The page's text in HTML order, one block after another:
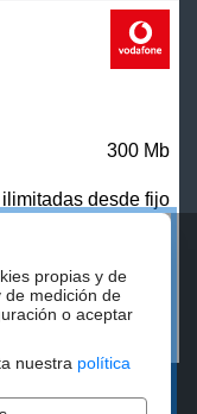
300 Mb
ilimitadas desde fijo
27,00 €/mes
propias y de
de medición de
o aceptar
nuestra política